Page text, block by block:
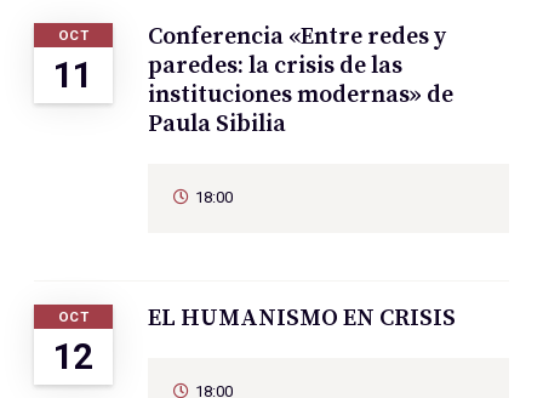
OCT
11
Conferencia «Entre redes y
paredes: la crisis de las
instituciones modernas» de
Paula Sibilia
18:00
OCT
12
EL HUMANISMO EN CRISIS
18:00